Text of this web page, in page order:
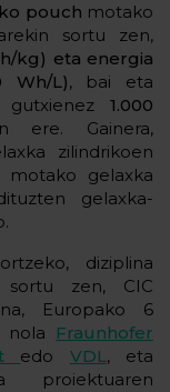
pouch motako
sortu zen,
kg) eta energia
Wh/L), bai eta
gutxienez 1.000
ere. Gainera,
zilindrikoen
gelaxka
gelaxka-
diziplina
zen, CIC
Europako 6
nola
Fraunhofer
edo VDL, eta
proiektuaren